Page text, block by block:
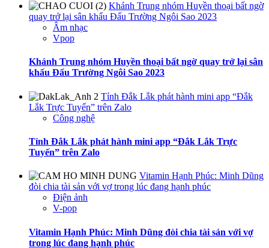
Khánh Trung nhóm Huyền thoại bất ngờ
quay trở lại sân khấu Đấu Trường Ngôi Sao 2023
Âm nhạc
Vpop
Khánh Trung nhóm Huyền thoại bất ngờ quay trở lại sân
khấu Đấu Trường Ngôi Sao 2023
Tỉnh Đắk Lắk phát hành mini app “Đắk
Lắk Trực Tuyến” trên Zalo
Công nghệ
Tỉnh Đắk Lắk phát hành mini app “Đắk Lắk Trực
Tuyến” trên Zalo
Vitamin Hạnh Phúc: Minh Dũng
đòi chia tài sản với vợ trong lúc đang hạnh phúc
Điện ảnh
V-pop
Vitamin Hạnh Phúc: Minh Dũng đòi chia tài sản với vợ
trong lúc đang hạnh phúc